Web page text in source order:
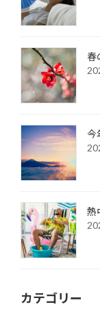
春
今
熱
カテゴリー